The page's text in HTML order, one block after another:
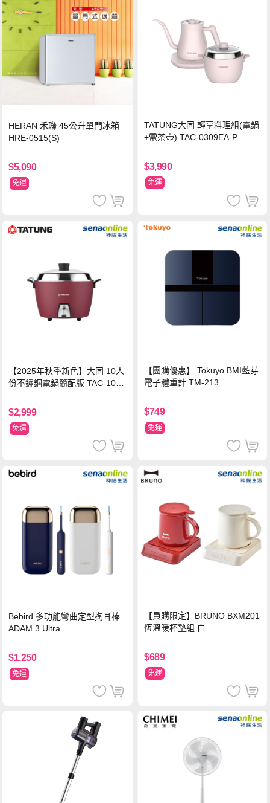
HERAN 禾聯 45公升單門冰箱
HRE-0515(S)
$5,090
免運
TATUNG大同 輕享料理組(電鍋
+電茶壺) TAC-0309EA-P
$3,990
免運
【2025年秋季新色】大同 10人
份不鏽鋼電鍋簡配版 TAC-10L-
$2,999
免運
【團購優惠】 Tokuyo BMI藍芽
電子體重計 TM-213
$749
免運
Bebird 多功能彎曲定型掏耳棒
ADAM 3 Ultra
$1,250
免運
【員購限定】BRUNO BXM201
恆溫暖杯墊組 白
$689
免運